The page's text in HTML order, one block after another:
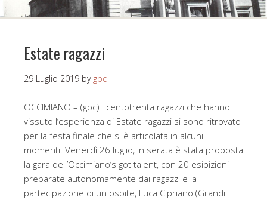
Estate ragazzi
29 Luglio 2019 by gpc
OCCIMIANO – (gpc) I centotrenta ragazzi che hanno
vissuto l’esperienza di Estate ragazzi si sono ritrovato
per la festa finale che si è articolata in alcuni
momenti. Venerdì 26 luglio, in serata è stata proposta
la gara dell’Occimiano’s got talent, con 20 esibizioni
preparate autonomamente dai ragazzi e la
partecipazione di un ospite, Luca Cipriano (Grandi